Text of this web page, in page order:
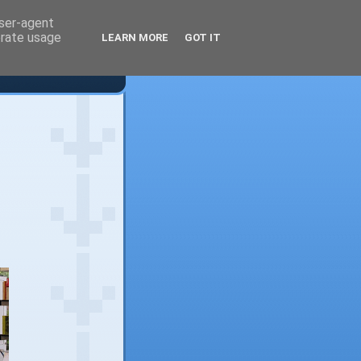
agent
usage
LEARN MORE GOT IT